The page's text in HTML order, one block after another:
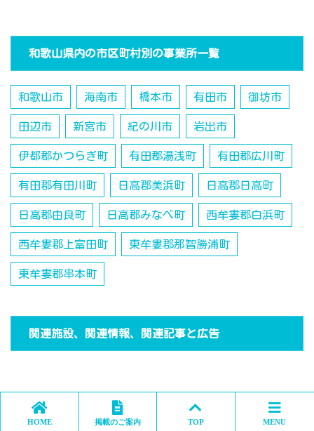
和歌山県内の市区町村別の事業所一覧
和歌山市 海南市 橋本市 有田市 御坊市
田辺市 新宮市 紀の川市 岩出市
伊都郡かつらぎ町 有田郡湯浅町 有田郡広川町
有田郡有田川町 日高郡美浜町 日高郡日高町
日高郡由良町 日高郡みなべ町 西牟婁郡白浜町
西牟婁郡上富田町 東牟婁郡那智勝浦町
東牟婁郡串本町
関連施設、関連情報、関連記事と広告
HOME 掲載のご案内 TOP MENU